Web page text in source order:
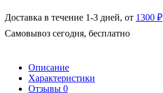
Доставка в течение 1-3 дней, от 1300 ₽
Самовывоз сегодня, бесплатно
Описание
Характеристики
Отзывы 0